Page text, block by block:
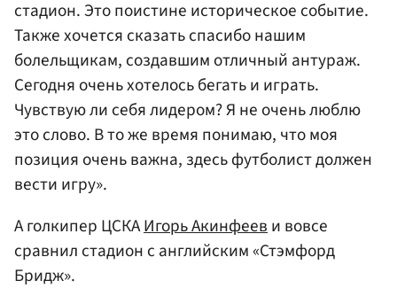
стадион. Это поистине историческое событие.
Также хочется сказать спасибо нашим
болельщикам, создавшим отличный антураж.
Сегодня очень хотелось бегать и играть.
Чувствую ли себя лидером? Я не очень люблю
это слово. В то же время понимаю, что моя
позиция очень важна, здесь футболист должен
вести игру».
А голкипер ЦСКАИгорь Акинфееви вовсе
сравнил стадион с английским «Стэмфорд
Бридж».